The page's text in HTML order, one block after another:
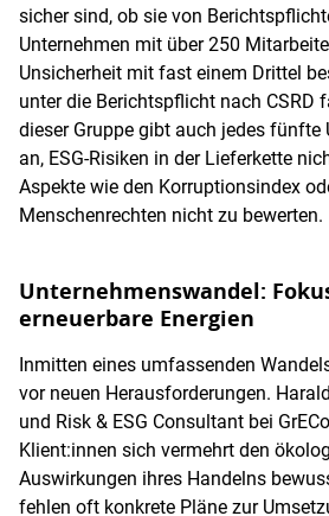
sicher sind, ob sie von
Unternehmen mit über 250
Unsicherheit mit fast einem Drittel
unter die Berichtspflicht nach CSRD
dieser Gruppe gibt auch jedes fünfte
an, ESG-Risiken in der Lieferkette
Aspekte wie den Korruptionsindex
Menschenrechten nicht zu bewerten.
Unternehmenswandel:
erneuerbare Energien
Inmitten eines umfassenden
vor neuen Herausforderungen.
und Risk & ESG Consultant bei
Klient:innen sich vermehrt den
Auswirkungen ihres Handelns
fehlen oft konkrete Pläne zur